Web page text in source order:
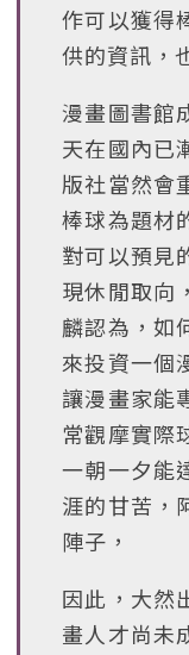
作可以獲得
供的資訊，
漫畫圖書館
天在國內已
版社當然會
棒球為題材
對可以預見
現休閒取向
麟認為，如
來投資一個
讓漫畫家能
常觀摩實際
一朝一夕能
涯的甘苦，
陣子，
因此，大然
畫人才尚未